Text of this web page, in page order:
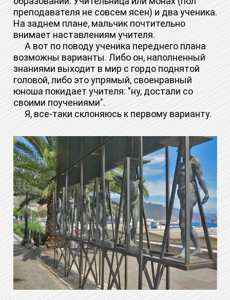
преподавателя не совсем ясен) и два ученика.
На заднем плане, мальчик почтительно
внимает наставлениям учителя.
А вот по поводу ученика переднего плана
возможны варианты. Либо он, наполненный
знаниями выходит в мир с гордо поднятой
головой, либо это упрямый, своенравный
юноша покидает учителя: "ну, достали со
своими поучениями".
Я, все-таки склоняюсь к первому варианту.